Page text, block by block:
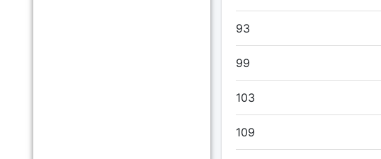
93
99
103
109